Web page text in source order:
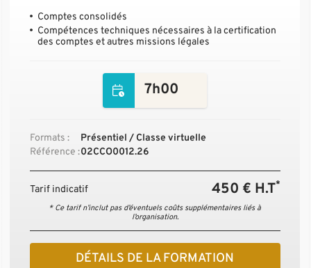
Comptes consolidés
Compétences techniques nécessaires à la certification
des comptes et autres missions légales
7h00
Formats :
Présentiel / Classe virtuelle
Référence :02CCO0012.26
Tarif indicatif 450 € H.T*
* Ce tarif n’inclut pas d’éventuels coûts supplémentaires liés à
l’organisation.
DÉTAILS DE LA FORMATION